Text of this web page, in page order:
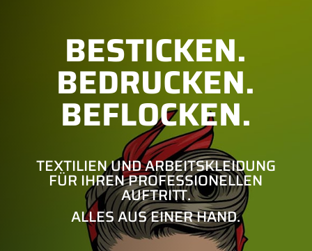
BESTICKEN.
BEDRUCKEN.
BEFLOCKEN.
TEXTILIEN UND ARBEITSKLEIDUNG
FÜR IHREN PROFESSIONELLEN
AUFTRITT.
ALLES AUS EINER HAND.